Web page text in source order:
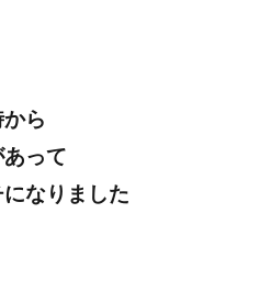
ら
って
なりました